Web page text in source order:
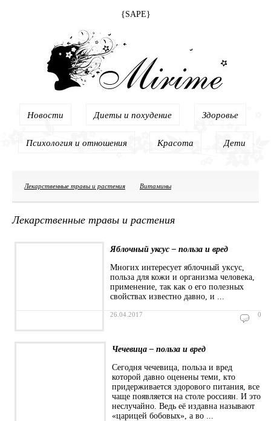
{SAPE}
Новости Диеты и похудение Здоровье
Психология и отношения Красота Дети
Лекарственные травы и растения Витамины
Лекарственные травы и растения
Яблочный уксус – польза и вред
Многих интересует яблочный уксус,
польза для кожи и организма человека,
применение, так как о его полезных
свойствах известно давно, и ...
26.04.2017 0
Чечевица – польза и вред
Сегодня чечевица, польза и вред
которой давно оценены теми, кто
придерживается здорового питания, все
чаще появляется на столе россиян. И это
неслучайно. Ведь её издавна называют
«царицей бобовых», а во ...